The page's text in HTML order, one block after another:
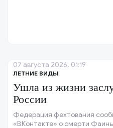
ЛЕТНИЕ ВИДЫ
Ушла из жизни
России
Федерация фехтования
«ВКонтакте» о смерти
07 августа 2026, 01:19